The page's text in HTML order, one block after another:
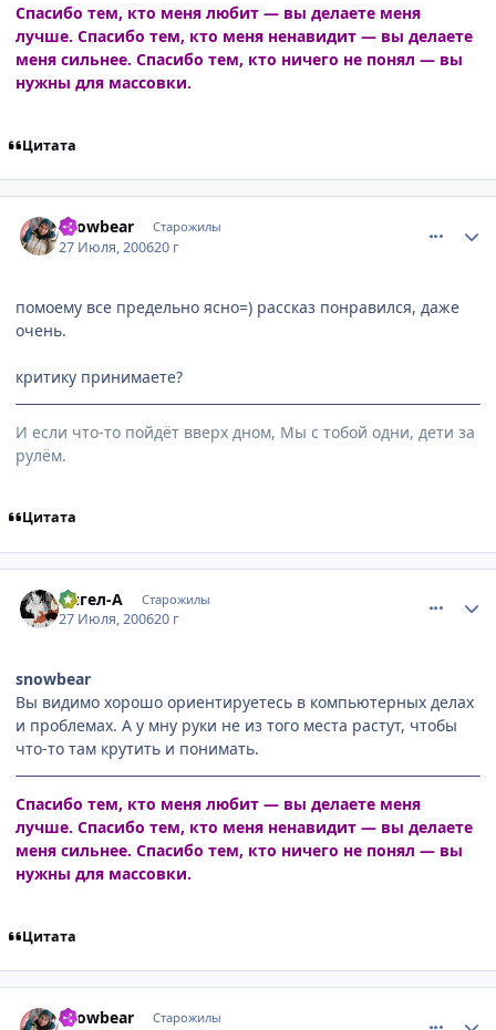
Спасибо тем, кто меня любит — вы делаете меня
лучше. Спасибо тем, кто меня ненавидит — вы делаете
меня сильнее. Спасибо тем, кто ничего не понял — вы
нужны для массовки.
Цитата
snowbear Старожилы
27 Июля, 200620 г
помоему все предельно ясно=) рассказ понравился, даже
очень.
критику принимаете?
И если что-то пойдёт вверх дном, Мы с тобой одни, дети за
рулём.
Цитата
Ангел-А Старожилы
27 Июля, 200620 г
snowbear
Вы видимо хорошо ориентируетесь в компьютерных делах
и проблемах. А у мну руки не из того места растут, чтобы
что-то там крутить и понимать.
Спасибо тем, кто меня любит — вы делаете меня
лучше. Спасибо тем, кто меня ненавидит — вы делаете
меня сильнее. Спасибо тем, кто ничего не понял — вы
нужны для массовки.
Цитата
snowbear Старожилы